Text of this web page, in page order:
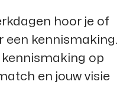
hoor je of
een kennismaking.
kennismaking op
en jouw visie